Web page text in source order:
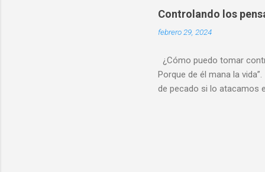
disforia
cuerpo
Controlando los
febrero 29, 2024
¿Cómo puedo tomar
Porque de él mana la
de pecado si lo atacamos
mente ) y pecar (meditar